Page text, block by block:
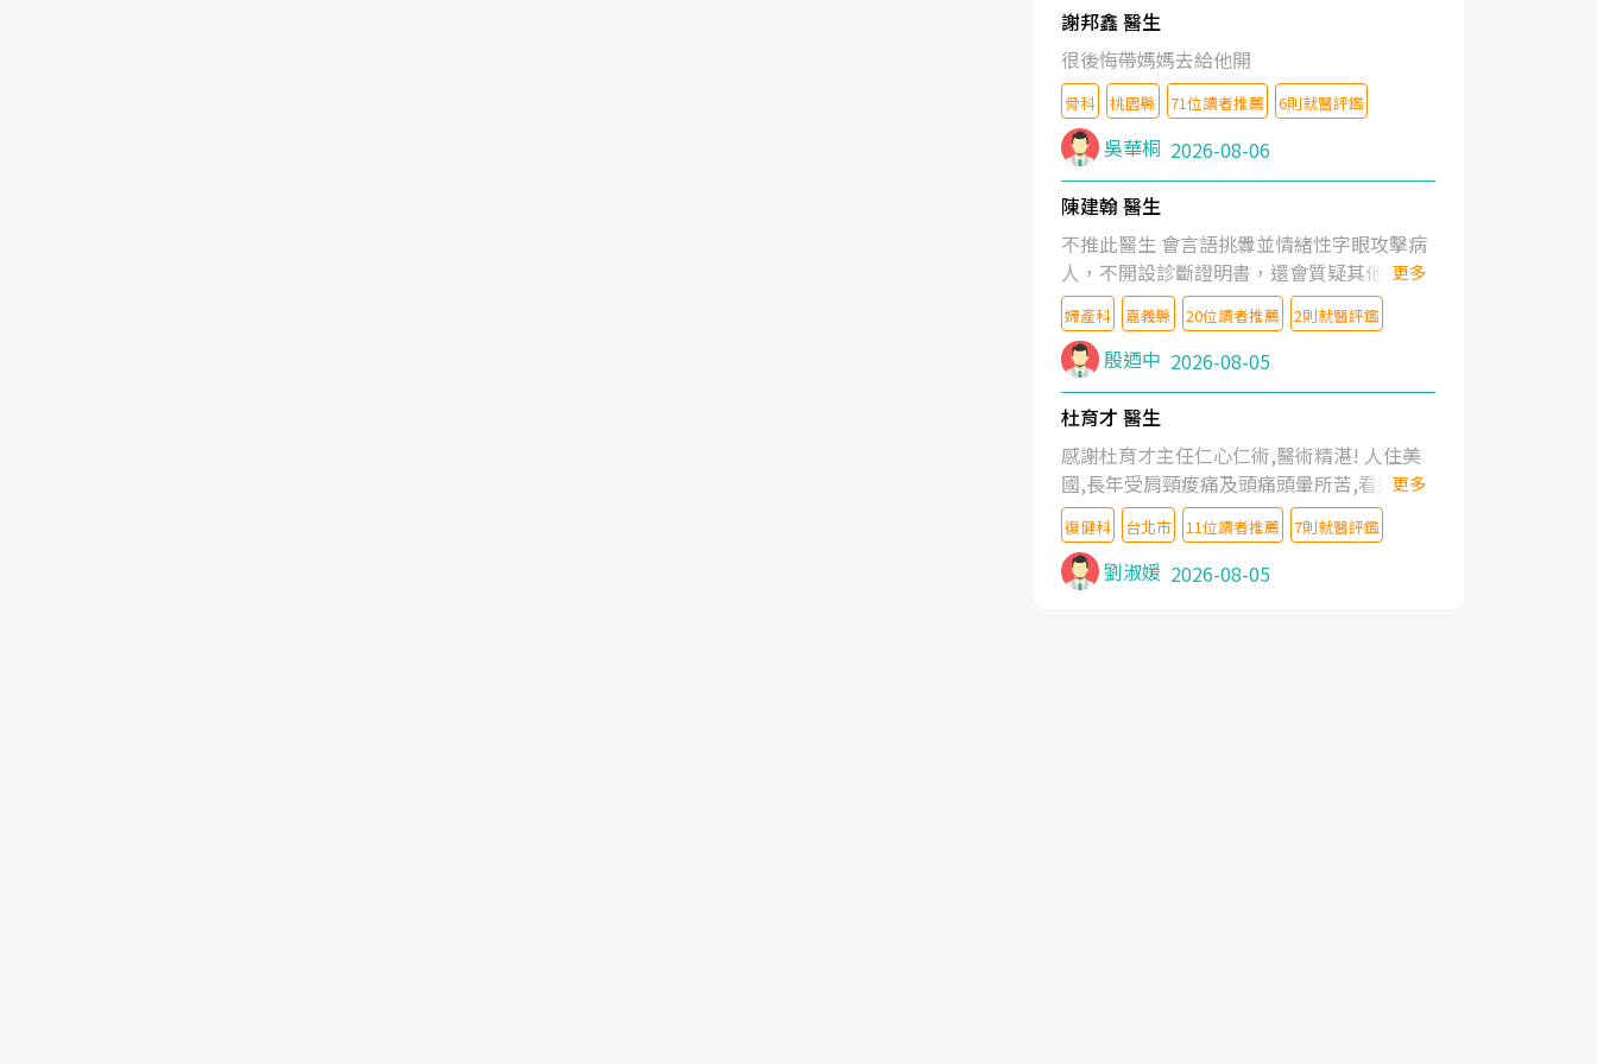
謝邦鑫 醫生
很後悔帶媽媽去給他開
骨科 桃園縣 71位讀者推薦 6則就醫評鑑
吳華桐 2026-08-06
陳建翰 醫生
不推此醫生 會言語挑釁並情緒性字眼攻擊病
人，不開設診斷證明書，還會質疑其他醫生
的判斷！
更多
婦產科 嘉義縣 20位讀者推薦 2則就醫評鑑
殷迺中 2026-08-05
杜育才 醫生
感謝杜育才主任仁心仁術,醫術精湛! 人住美
國,長年受肩頸痠痛及頭痛頭暈所苦,看遍名醫
教授,做了各種檢查,也嘗試過西醫打針,中醫
針灸及物理徒手治療都沒有用,後來連吃到嗎
啡類止痛藥都效果有限,只是壓症狀,沒多久就
痛起來,多年失眠嚴重影響生活品質. 台灣親
更多
復健科 台北市 11位讀者推薦 7則就醫評鑑
劉淑媛 2026-08-05